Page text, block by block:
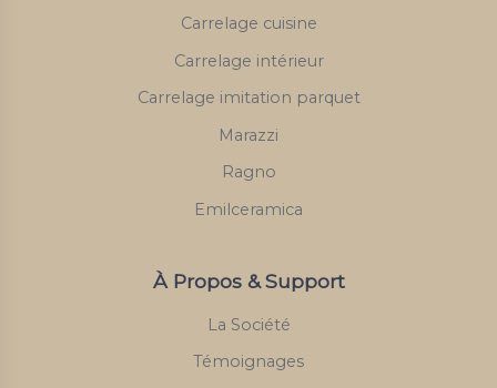
Carrelage cuisine
Carrelage intérieur
Carrelage imitation parquet
Marazzi
Ragno
Emilceramica
À Propos & Support
La Société
Témoignages